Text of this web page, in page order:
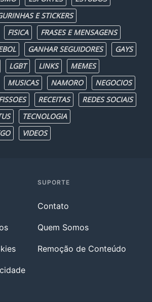
E STICKERS
FISICA
FRASES E MENSAGENS
GANHAR SEGUIDORES
GAYS
LGBT LINKS
MEMES
MUSICAS NAMORO
NEGOCIOS
RECEITAS
REDES SOCIAIS
TECNOLOGIA
VIDEOS
SUPORTE
Contato
Quem Somos
Remoção de Conteúdo